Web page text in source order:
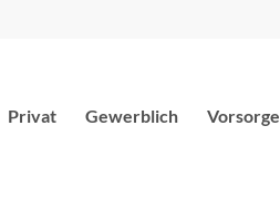
Privat Gewerblich Vorsorge